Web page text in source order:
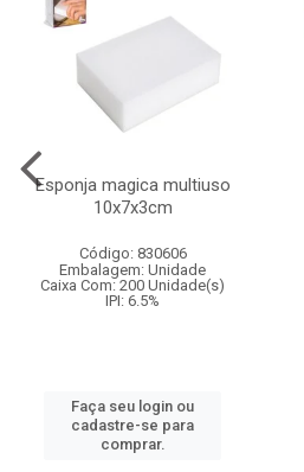
Esponja magica multiuso
10x7x3cm
Código: 830606
Embalagem: Unidade
Caixa Com: 200 Unidade(s)
IPI: 6.5%
Faça seu login ou
cadastre-se para
comprar.